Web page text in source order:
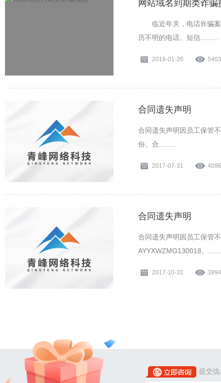
网站域名到期类诈骗
临近年关，电话诈骗案
历不明的电话、短信.........
2018-01-26
合同遗失声明
合同遗失声明因员工保管
份。合.........
2017-07-31
合同遗失声明
合同遗失声明因员工保管
AYYXWZMG130018、
2017-10-31
提交